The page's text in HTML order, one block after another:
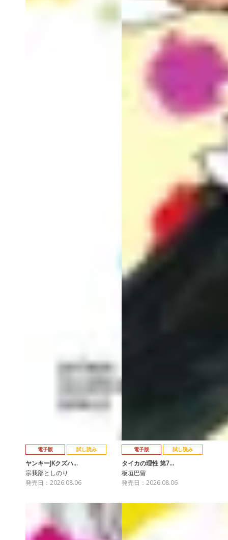
電子版 試し読み
ヤンキーJKクズハ…
宗我部としのり
発売日：2026.08.06
電子版 試し読み
タイカの理性 第7…
板垣巴留
発売日：2026.08.06